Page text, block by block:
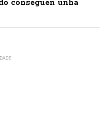
conseguen unha